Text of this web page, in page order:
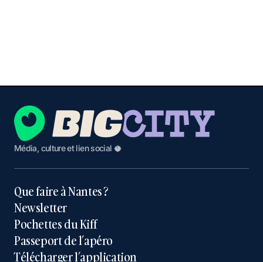
Média, culture et lien social 🥥
Que faire à Nantes ?
Newsletter
Pochettes du Kiff
Passeport de l’apéro
Télécharger l’application